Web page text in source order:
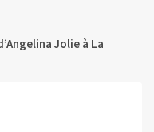
Jolie à La